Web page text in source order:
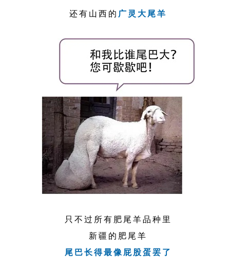
还有山西的 广灵大尾羊
只不过所有肥尾羊品种里
新疆的肥尾羊
尾巴长得最像屁股蛋罢了